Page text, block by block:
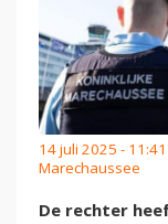
14 juli 2025 -
Marechaussee
De rechter